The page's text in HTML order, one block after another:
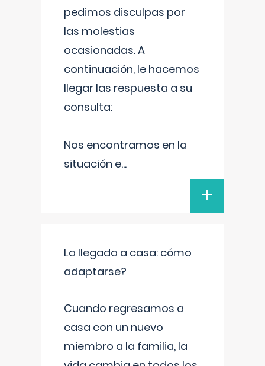
pedimos disculpas por
las molestias
ocasionadas. A
continuación, le hacemos
llegar las respuesta a su
consulta:
Nos encontramos en la
situación e...
+
La llegada a casa: cómo
adaptarse?
Cuando regresamos a
casa con un nuevo
miembro a la familia, la